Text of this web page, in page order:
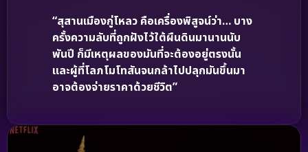
“สุสานเมืองกู่โหลว คือเครื่องพิสูจน์ว่า… บาง
ครั้งความลับที่ถูกฝังไว้ใต้ผืนดินมานานนับ
พันปี ก็มีเหตุผลของมันที่จะต้องอยู่ตรงนั้น
และผู้ที่โลภโมโทสันจนกล้าไปปลุกมันขึ้นมา
อาจต้องจ่ายราคาด้วยชีวิต”